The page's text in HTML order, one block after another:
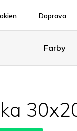
Doprava
Farby